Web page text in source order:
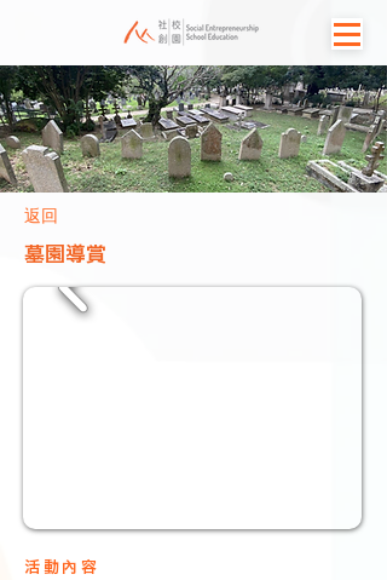
返回
墓園導賞
​活動內容